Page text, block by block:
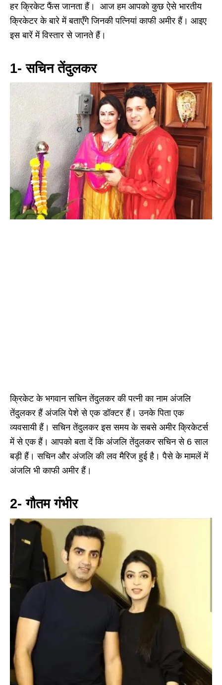
हर क्रिकेट फैंस जानता हैं। आज हम आपको कुछ ऐसे भारतीय
क्रिकेटर के बारे में बताएँगे जिनकी पत्नियां काफी अमीर हैं। आइए
इस बारें में विस्तार से जानते हैं।
1- सचिन तेंदुलकर
क्रिकेट के भगवान सचिन तेंदुलकर की पत्नी का नाम अंजलि
तेंदुलकर हैं अंजलि पेशे से एक डॉक्टर हैं। उनके पिता एक
व्यवसायी हैं। सचिन तेंदुलकर इस समय के सबसे अमीर क्रिकेटर्स
में से एक हैं। आपको बता दें कि अंजलि तेंदुलकर सचिन से 6 साल
बड़ी हैं। सचिन और अंजलि की लव मैरिज हुई है। पैसे के मामलें में
अंजलि भी काफी अमीर हैं।
2- गौतम गंभीर